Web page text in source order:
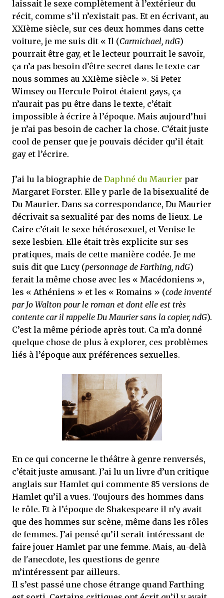
laissait le sexe complètement à l’extérieur du
récit, comme s’il n’existait pas. Et en écrivant, au
XXIème siècle, sur ces deux hommes dans cette
voiture, je me suis dit « Il (Carmichael, ndG)
pourrait être gay, et le lecteur pourrait le savoir,
ça n’a pas besoin d’être secret dans le texte car
nous sommes au XXIème siècle ». Si Peter
Wimsey ou Hercule Poirot étaient gays, ça
n’aurait pas pu être dans le texte, c’était
impossible à écrire à l’époque. Mais aujourd’hui
je n’ai pas besoin de cacher la chose. C’était juste
cool de penser que je pouvais décider qu’il était
gay et l’écrire.
J’ai lu la biographie de Daphné du Maurier par
Margaret Forster. Elle y parle de la bisexualité de
Du Maurier. Dans sa correspondance, Du Maurier
décrivait sa sexualité par des noms de lieux. Le
Caire c’était le sexe hétérosexuel, et Venise le
sexe lesbien. Elle était très explicite sur ses
pratiques, mais de cette manière codée. Je me
suis dit que Lucy (personnage de Farthing, ndG)
ferait la même chose avec les « Macédoniens »,
les « Athéniens » et les « Romains » (code inventé
par Jo Walton pour le roman et dont elle est très
contente car il rappelle Du Maurier sans la copier, ndG).
C’est la même période après tout. Ca m’a donné
quelque chose de plus à explorer, ces problèmes
liés à l’époque aux préférences sexuelles.
En ce qui concerne le théâtre à genre renversés,
c’était juste amusant. J’ai lu un livre d’un critique
anglais sur Hamlet qui commente 85 versions de
Hamlet qu’il a vues. Toujours des hommes dans
le rôle. Et à l’époque de Shakespeare il n’y avait
que des hommes sur scène, même dans les rôles
de femmes. J’ai pensé qu’il serait intéressant de
faire jouer Hamlet par une femme. Mais, au-delà
de l'anecdote, les questions de genre
m’intéressent par ailleurs.
Il s’est passé une chose étrange quand Farthing